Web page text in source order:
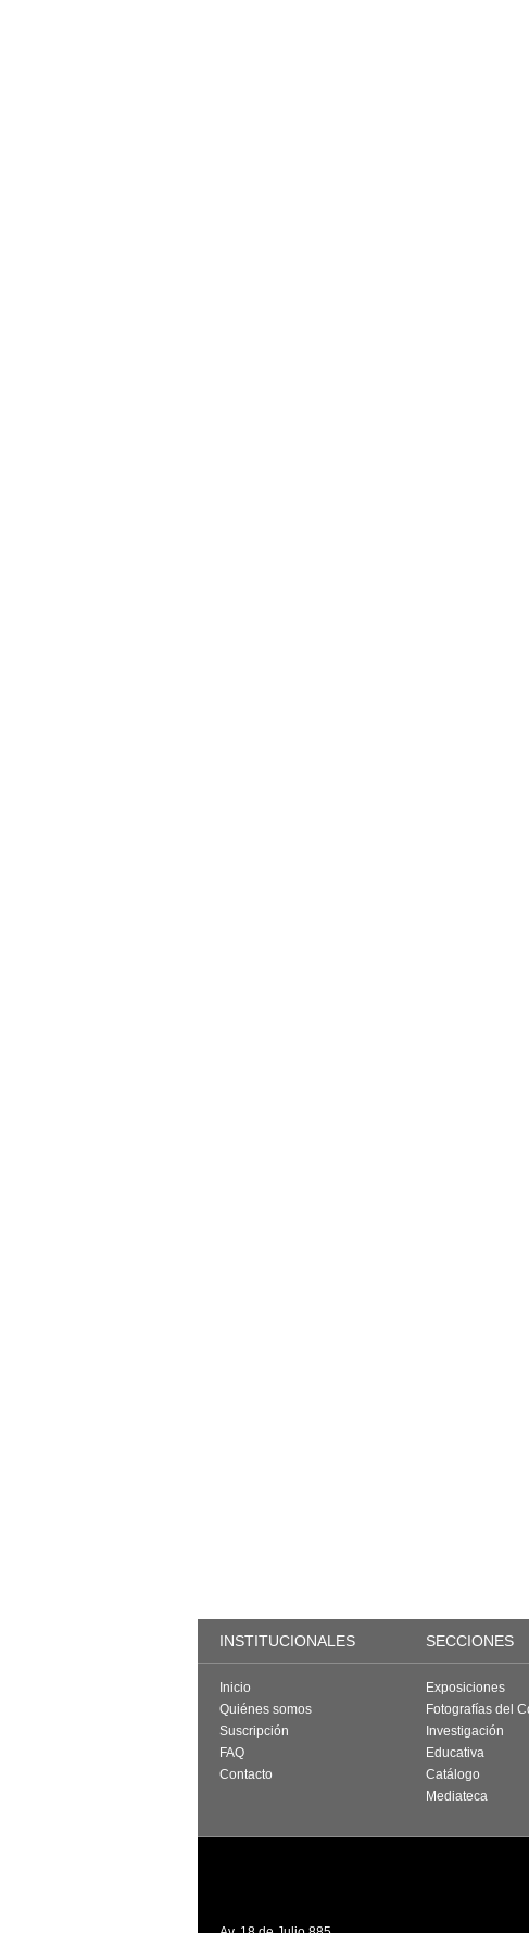
INSTITUCIONALES SECCIONES
Inicio
Quiénes somos
Suscripción
FAQ
Contacto
Exposiciones
Fotografías del
Investigación
Educativa
Catálogo
Mediateca